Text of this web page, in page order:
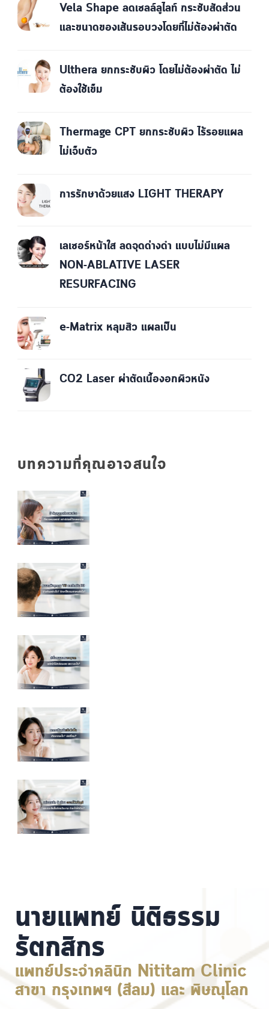
Vela Shape ลดเซลล์ลูไลท์ กระชับสัดส่วน
และขนาดของเส้นรอบวงโดยที่ไม่ต้องผ่าตัด
Ulthera ยกกระชับผิว โดยไม่ต้องผ่าตัด ไม่
ต้องใช้เข็ม
Thermage CPT ยกกระชับผิว ไร้รอยแผล
ไม่เจ็บตัว
การรักษาด้วยแสง LIGHT THERAPY
เลเซอร์หน้าใส ลดจุดด่างดำ แบบไม่มีแผล
NON-ABLATIVE LASER
RESURFACING
e-Matrix หลุมสิว แผลเป็น
CO2 Laser ผ่าตัดเนื้องอกผิวหนัง
บทความที่คุณอาจสนใจ
นายแพทย์ นิติธรรม
รัตกสิกร
แพทย์ประจำคลินิก Nititam Clinic
สาขา กรุงเทพฯ (สีลม) และ พิษณุโลก